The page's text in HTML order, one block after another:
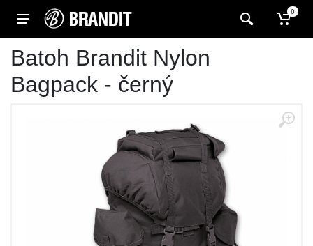
0
Batoh Brandit Nylon
Bagpack - černý